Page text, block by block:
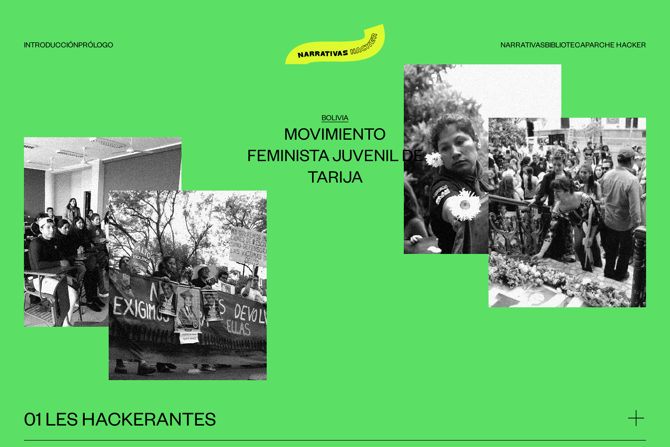
INTRODUCCIÓNPRÓLOGO NARRATIVASBIBLIOTECAPARCHE HACKER
BOLIVIA
MOVIMIENTO
FEMINISTA JUVENIL DE
TARIJA
01 LES HACKERANTES